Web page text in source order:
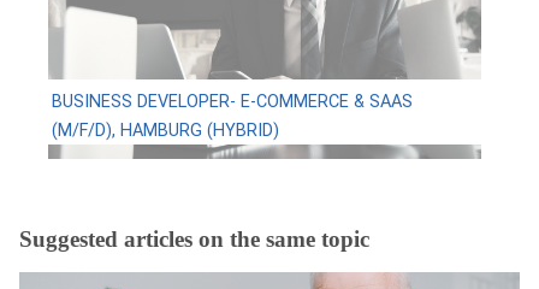
BUSINESS DEVELOPER- E-COMMERCE & SAAS
(M/F/D), HAMBURG (HYBRID)
Suggested articles on the same topic